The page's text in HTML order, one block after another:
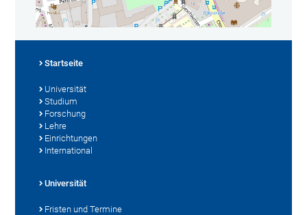
Startseite
Universität
Studium
Forschung
Lehre
Einrichtungen
International
Universität
Fristen und Termine